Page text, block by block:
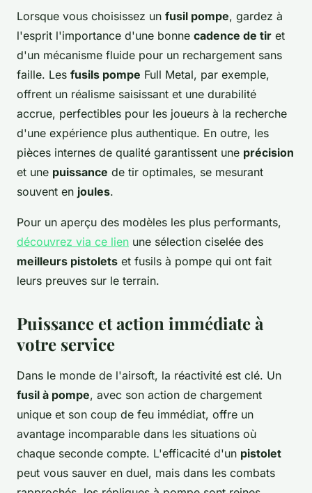
Lorsque vous choisissez un fusil pompe, gardez à
l'esprit l'importance d'une bonne cadence de tir et
d'un mécanisme fluide pour un rechargement sans
faille. Les fusils pompe Full Metal, par exemple,
offrent un réalisme saisissant et une durabilité
accrue, perfectibles pour les joueurs à la recherche
d'une expérience plus authentique. En outre, les
pièces internes de qualité garantissent une précision
et une puissance de tir optimales, se mesurant
souvent en joules.
Pour un aperçu des modèles les plus performants,
découvrez via ce lien une sélection ciselée des
meilleurs pistolets et fusils à pompe qui ont fait
leurs preuves sur le terrain.
Puissance et action immédiate à
votre service
Dans le monde de l'airsoft, la réactivité est clé. Un
fusil à pompe, avec son action de chargement
unique et son coup de feu immédiat, offre un
avantage incomparable dans les situations où
chaque seconde compte. L'efficacité d'un pistolet
peut vous sauver en duel, mais dans les combats